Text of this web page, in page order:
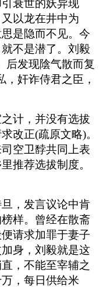
衰世的妖异现
以龙在井中为
是隐而不见。今
不是潜了。刘毅
后发现陰气散而复
奸诈侍君之臣，
计，并没有选拔
改正(疏原文略)。
空卫馞共同上表
推荐选拔制度。
，发言议论中肯
样。曾经在散斋
请求加罪于妻子
身，刘毅就是这
，不能至宰辅之
，每日供给米